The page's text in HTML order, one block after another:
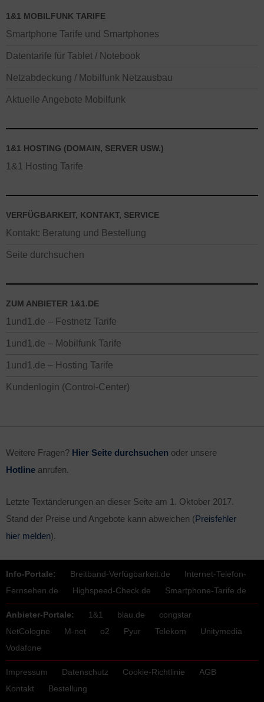
1&1 MOBILFUNK TARIFE
Smartphone Tarife und Smartphones
Datentarife für Tablet / Notebook
Netzabdeckung / Mobilfunk Netzausbau
Aktuelle Angebote Mobilfunk
1&1 HOSTING (DOMAIN, SERVER USW.)
1&1 Hosting Tarife
VERFÜGBARKEIT, KONTAKT, SERVICE
Kontakt: Beratung und Bestellung
Seite durchsuchen
ZUM ANBIETER 1&1.DE
1und1.de – Festnetz Tarife
1und1.de – Mobilfunk Tarife
1und1.de – Hosting Tarife
Kundenlogin (Control-Center)
Weitere Fragen? Hier Seite durchsuchen oder unsere
Hotline anrufen.
Letzte Textänderungen an dieser Seite am 1. Oktober 2017.
Stand der Preise und Angebote kann abweichen (Preisfehler
hier melden).
Info-Portale: Breitband-Verfügbarkeit.de
Internet-Telefon-
Fernsehen.de
Highspeed-Check.de Smartphone-Tarife.de
Anbieter-Portale: 1&1 blau.de
congstar
NetCologne
M-net o2 Pyur Telekom
Unitymedia
Vodafone
Impressum Datenschutz Cookie-Richtlinie
AGB
Kontakt
Bestellung